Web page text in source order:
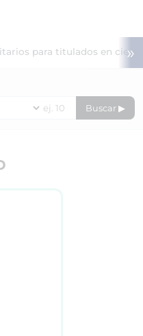
para titulados en »
Buscar ▶